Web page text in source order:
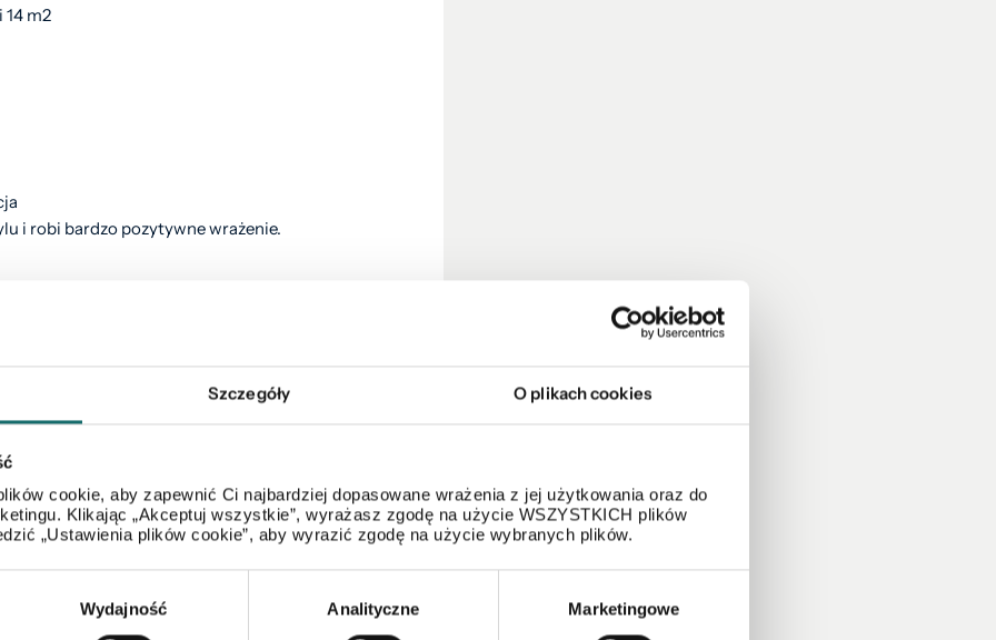
Szczegóły O plikach cookies
cookie, aby zapewnić Ci najbardziej dopasowane wrażenia z jej użytkowania oraz do
Klikając „Akceptuj wszystkie”, wyrażasz zgodę na użycie WSZYSTKICH plików
„Ustawienia plików cookie”, aby wyrazić zgodę na użycie wybranych plików.
Wydajność Analityczne Marketingowe
m2
i robi bardzo pozytywne wrażenie.
1100 zł- w tym jest zawarte ogrzewanie i ciepła
kawiarnie, restauracje, punkty usługowe